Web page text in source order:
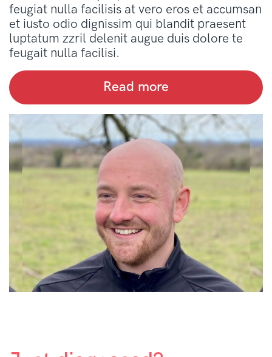
feugiat nulla facilisis at vero eros et accumsan
et iusto odio dignissim qui blandit praesent
luptatum zzril delenit augue duis dolore te
feugait nulla facilisi.
Read more